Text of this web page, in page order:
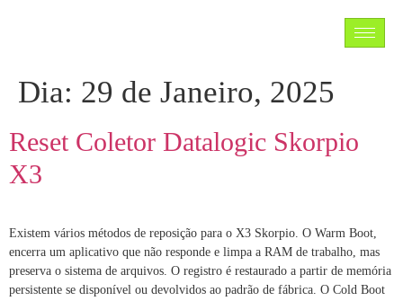
Dia: 29 de Janeiro, 2025
Reset Coletor Datalogic Skorpio
X3
Existem vários métodos de reposição para o X3 Skorpio. O Warm Boot,
encerra um aplicativo que não responde e limpa a RAM de trabalho, mas
preserva o sistema de arquivos. O registro é restaurado a partir de memória
persistente se disponível ou devolvidos ao padrão de fábrica. O Cold Boot